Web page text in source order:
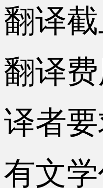
翻译
翻译
译者要
有文